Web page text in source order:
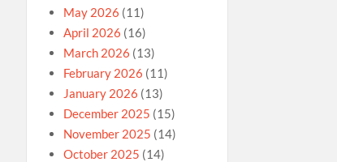
May 2026 (11)
April 2026 (16)
March 2026 (13)
February 2026 (11)
January 2026 (13)
December 2025 (15)
November 2025 (14)
October 2025 (14)